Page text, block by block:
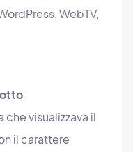
WebTV,
visualizzava il
il carattere